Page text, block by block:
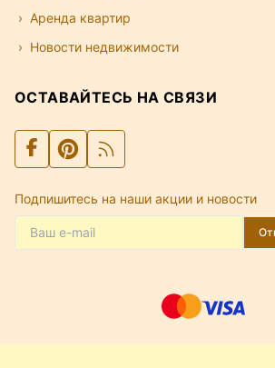
Аренда квартир
Новости недвижимости
ОСТАВАЙТЕСЬ НА СВЯЗИ
Подпишитесь на наши акции и новости